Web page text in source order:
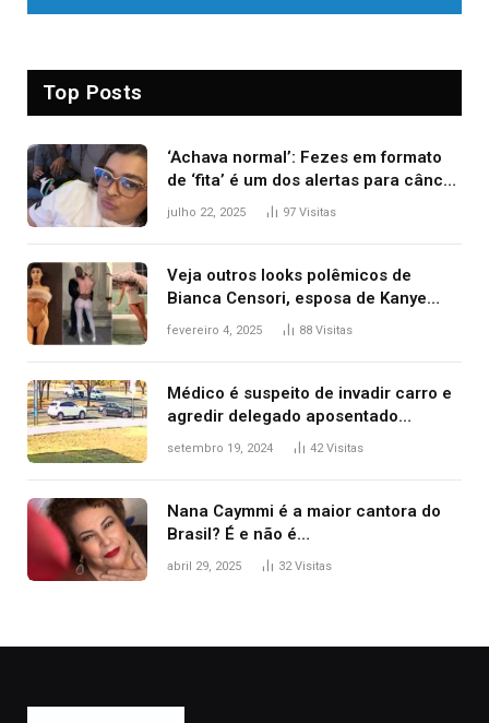
Top Posts
‘Achava normal’: Fezes em formato
de ‘fita’ é um dos alertas para câncer
colorretal; relembre fala de Preta Gil
julho 22, 2025 97 Visitas
Veja outros looks polêmicos de
Bianca Censori, esposa de Kanye
West que apareceu nua no Grammy
fevereiro 4, 2025 88 Visitas
Médico é suspeito de invadir carro e
agredir delegado aposentado
durante confusão no trânsito
setembro 19, 2024 42Visitas
Nana Caymmi é a maior cantora do
Brasil? É e não é…
abril 29, 2025 32Visitas